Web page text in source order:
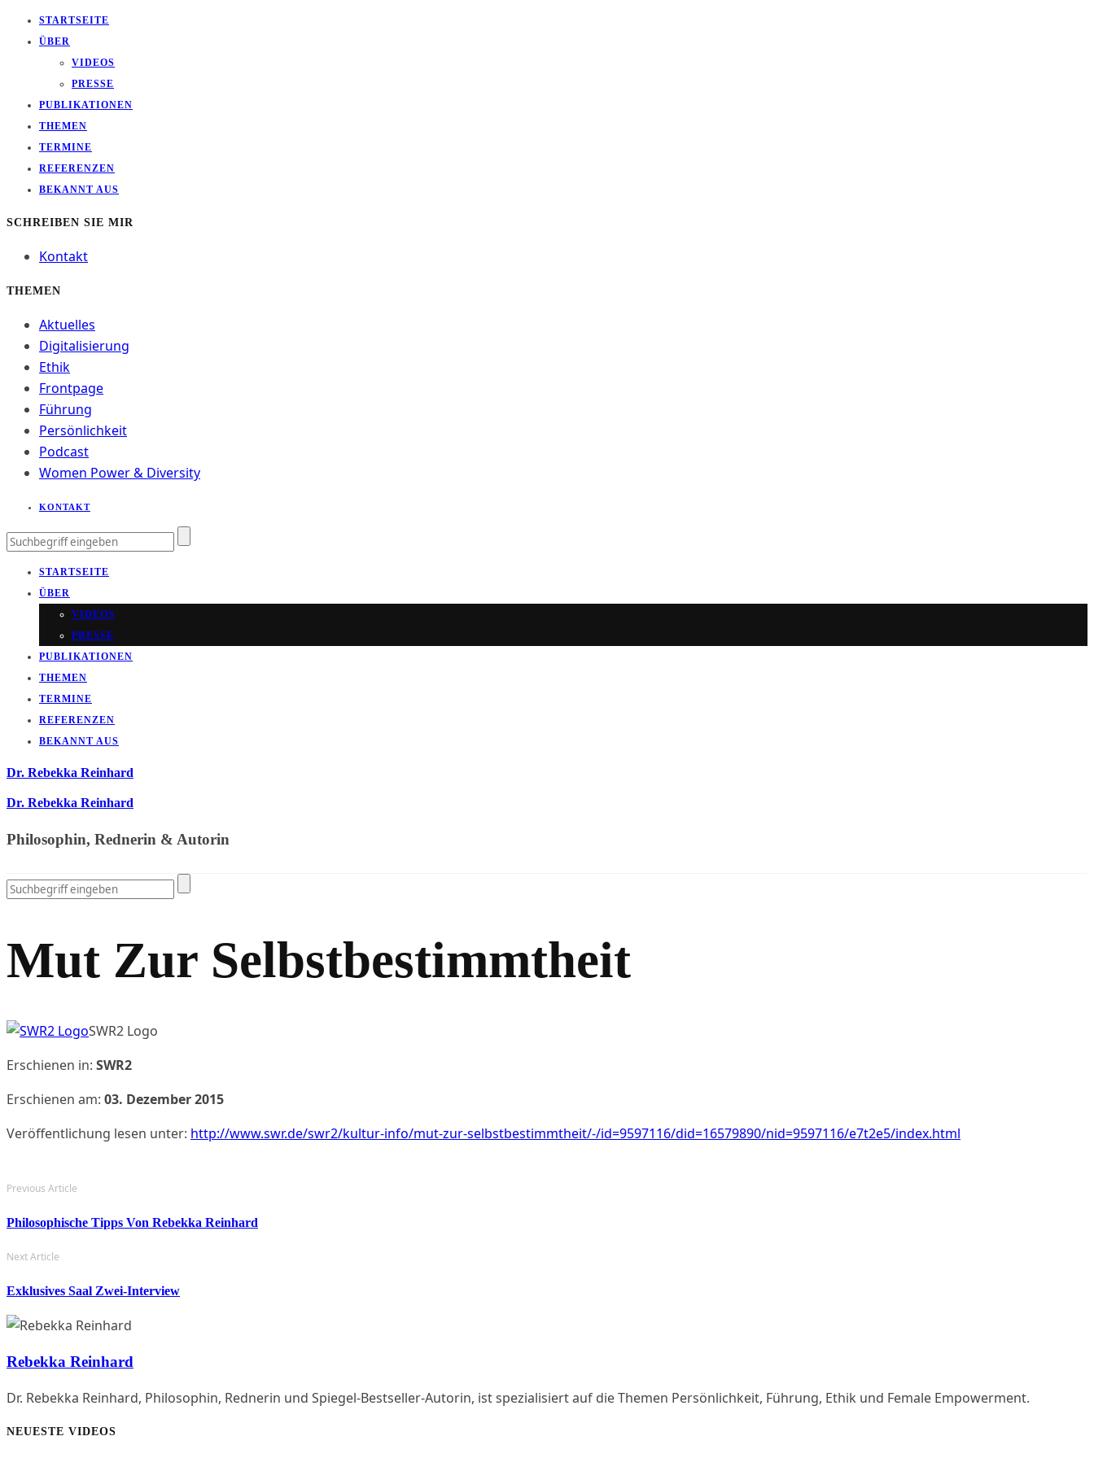
STARTSEITE
ÜBER
VIDEOS
PRESSE
PUBLIKATIONEN
THEMEN
TERMINE
REFERENZEN
BEKANNT AUS
SCHREIBEN SIE MIR
Kontakt
THEMEN
Aktuelles
Digitalisierung
Ethik
Frontpage
Führung
Persönlichkeit
Podcast
Women Power & Diversity
KONTAKT
STARTSEITE
ÜBER
VIDEOS
PRESSE
PUBLIKATIONEN
THEMEN
TERMINE
REFERENZEN
BEKANNT AUS
Dr. Rebekka Reinhard
Dr. Rebekka Reinhard
Philosophin, Rednerin & Autorin
Mut Zur Selbstbestimmtheit
SWR2 Logo
Erschienen in: SWR2
Erschienen am: 03. Dezember 2015
Veröffentlichung lesen unter: http://www.swr.de/swr2/kultur-info/mut-zur-selbstbestimmtheit/-/id=9597116/did=16579890/nid=9597116/e7t2e5/index.html
Previous Article
Philosophische Tipps Von Rebekka Reinhard
Next Article
Exklusives Saal Zwei-Interview
Rebekka Reinhard
Dr. Rebekka Reinhard, Philosophin, Rednerin und Spiegel-Bestseller-Autorin, ist spezialisiert auf die Themen Persönlichkeit, Führung, Ethik und Female Empowerment.
NEUESTE VIDEOS